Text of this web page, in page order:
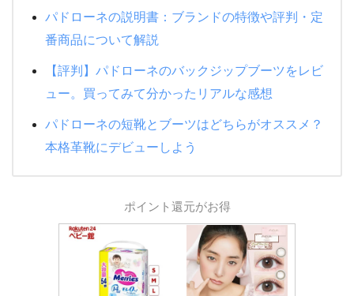
パドローネの説明書：ブランドの特徴や評判・定
番商品について解説
【評判】パドローネのバックジップブーツをレビ
ュー。買ってみて分かったリアルな感想
パドローネの短靴とブーツはどちらがオススメ？
本格革靴にデビューしよう
ポイント還元がお得